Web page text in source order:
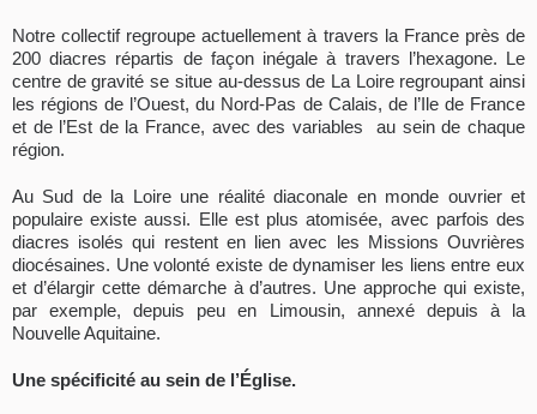
Notre collectif regroupe actuellement à travers la France près de
200 diacres répartis de façon inégale à travers l’hexagone. Le
centre de gravité se situe au-dessus de La Loire regroupant ainsi
les régions de l’Ouest, du Nord-Pas de Calais, de l’Ile de France
et de l’Est de la France, avec des variables au sein de chaque
région.
Au Sud de la Loire une réalité diaconale en monde ouvrier et
populaire existe aussi. Elle est plus atomisée, avec parfois des
diacres isolés qui restent en lien avec les Missions Ouvrières
diocésaines. Une volonté existe de dynamiser les liens entre eux
et d’élargir cette démarche à d’autres. Une approche qui existe,
par exemple, depuis peu en Limousin, annexé depuis à la
Nouvelle Aquitaine.
Une spécificité au sein de l’Église.